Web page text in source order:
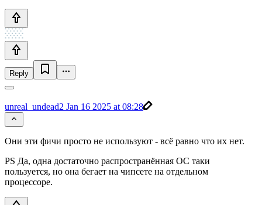
Reply
unreal_undead2 Jan 16 2025 at 08:28
Они эти фичи просто не используют - всё равно что их нет.
PS Да, одна достаточно распространённая ОС таки
пользуется, но она бегает на чипсете на отдельном
процессоре.